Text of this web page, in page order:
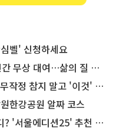
벨' 신청하세요
상 대여…삶의 질 높인다
지 말고 '이것' 해보세요!
한강공원 알짜 코스
울에디션25' 추천 코스